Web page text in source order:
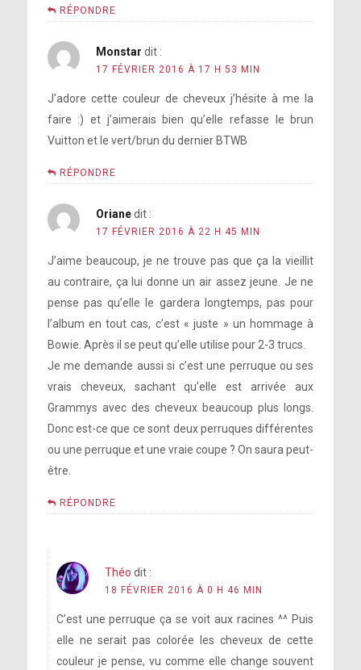
RÉPONDRE
Monstar dit :
17 FÉVRIER 2016 À 17 H 53 MIN
J’adore cette couleur de cheveux j’hésite à me la
faire :) et j’aimerais bien qu’elle refasse le brun
Vuitton et le vert/brun du dernier BTWB
RÉPONDRE
Oriane dit :
17 FÉVRIER 2016 À 22 H 45 MIN
J’aime beaucoup, je ne trouve pas que ça la vieillit
au contraire, ça lui donne un air assez jeune. Je ne
pense pas qu’elle le gardera longtemps, pas pour
l’album en tout cas, c’est « juste » un hommage à
Bowie. Après il se peut qu’elle utilise pour 2-3 trucs.
Je me demande aussi si c’est une perruque ou ses
vrais cheveux, sachant qu’elle est arrivée aux
Grammys avec des cheveux beaucoup plus longs.
Donc est-ce que ce sont deux perruques différentes
ou une perruque et une vraie coupe ? On saura peut-
être.
RÉPONDRE
Théo dit :
18 FÉVRIER 2016 À 0 H 46 MIN
C’est une perruque ça se voit aux racines ^^ Puis
elle ne serait pas colorée les cheveux de cette
couleur je pense, vu comme elle change souvent